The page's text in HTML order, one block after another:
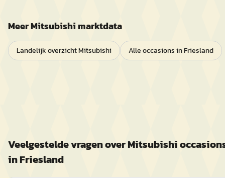
MeerMitsubishimarktdata
Landelijk overzichtMitsubishi Alle occasions inFriesland
Veelgestelde vragen overMitsubishi
inFriesland